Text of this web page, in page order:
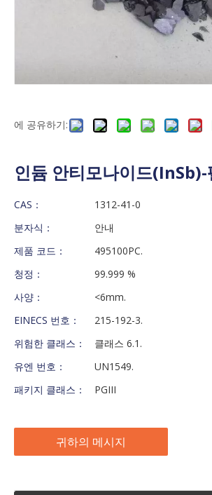
에 공유하기:
인듐 안티모나이드(InSb)-
CAS：
1312-41-0
분자식：
안내
제품 코드：
495100PC.
청정：
99.999 %
사양：
<6mm.
EINECS 번호：
215-192-3.
위험한 클래스：
클래스 6.1.
유엔 번호：
UN1549.
패키지 클래스：
PGIII
귀하의 메시지